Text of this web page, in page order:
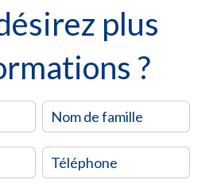
plus
?